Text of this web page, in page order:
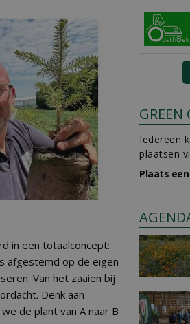
in een totaalconcept:
afgestemd op de eigen
Van het zaaien bij
Denk aan
de plant van A naar B
GREEN
Iedereen
plaatsen
Plaats